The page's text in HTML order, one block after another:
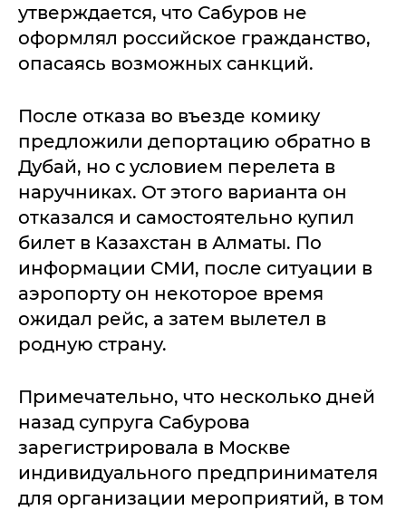
утверждается, что Сабуров не
оформлял российское гражданство,
опасаясь возможных санкций.
После отказа во въезде комику
предложили депортацию обратно в
Дубай, но с условием перелета в
наручниках. От этого варианта он
отказался и самостоятельно купил
билет в Казахстан в Алматы. По
информации СМИ, после ситуации в
аэропорту он некоторое время
ожидал рейс, а затем вылетел в
родную страну.
Примечательно, что несколько дней
назад супруга Сабурова
зарегистрировала в Москве
индивидуального предпринимателя
для организации мероприятий, в том